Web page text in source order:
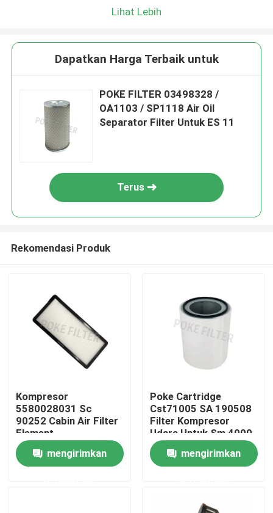
Rumah
Tentang kita
Lihat Lebih
Dapatkan Harga Terbaik untuk
POKE FILTER 03498328 /
OA1103 / SP1118 Air Oil
Separator Filter Untuk ES 11
Terus
Rekomendasi Produk
Kompresor
5580028031 Sc
90252 Cabin Air Filter
Element
mengirimkan
Poke Cartridge
Cst71005 SA 190508
Filter Kompresor
Udara Untuk Sm 4000
mengirimkan